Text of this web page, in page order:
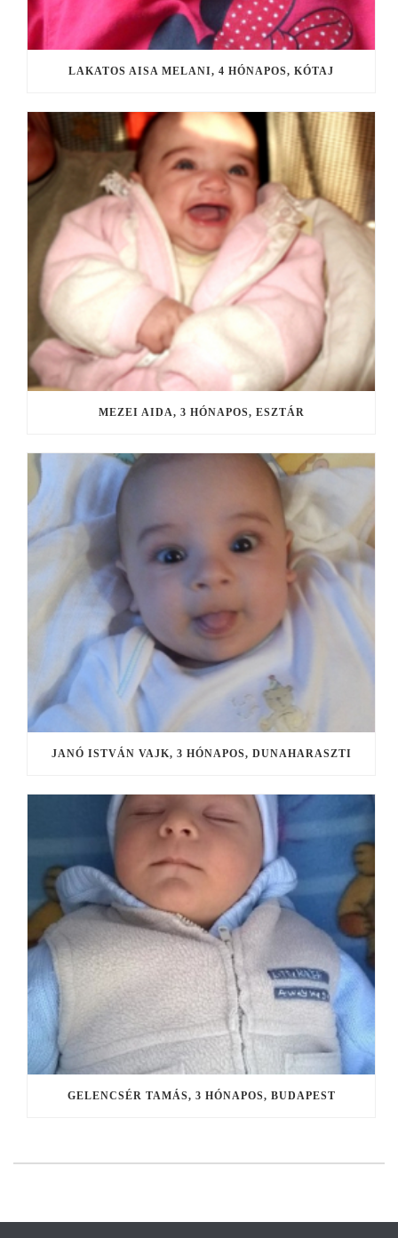
LAKATOS AISA MELANI, 4 HÓNAPOS, KÓTAJ
MEZEI AIDA, 3 HÓNAPOS, ESZTÁR
JANÓ ISTVÁN VAJK, 3 HÓNAPOS, DUNAHARASZTI
GELENCSÉR TAMÁS, 3 HÓNAPOS, BUDAPEST